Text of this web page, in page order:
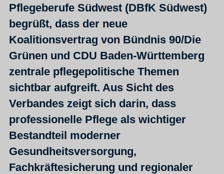
Pflegeberufe Südwest (DBfK Südwest)
begrüßt, dass der neue
Koalitionsvertrag von Bündnis 90/Die
Grünen und CDU Baden-Württemberg
zentrale pflegepolitische Themen
sichtbar aufgreift. Aus Sicht des
Verbandes zeigt sich darin, dass
professionelle Pflege als wichtiger
Bestandteil moderner
Gesundheitsversorgung,
Fachkräftesicherung und regionaler